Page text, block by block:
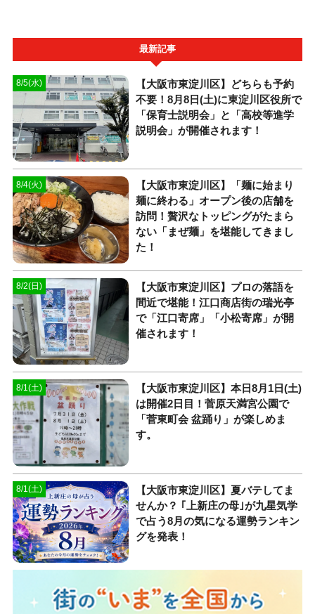
最新記事
8/5(水)
【大阪市東淀川区】どちらも予約
不要！8月8日(土)に東淀川区役所で
「保育士説明会」と「高校等進学
説明会」が開催されます！
8/4(火)
【大阪市東淀川区】「麺に始まり
麺に終わる」オープン後の店舗を
訪問！贅沢なトッピングがたまら
ない「まぜ麺」を堪能してきまし
た！
8/2(日)
【大阪市東淀川区】プロの落語を
間近で堪能！江口商店街の瑞光亭
で「江口寄席」「小松寄席」が開
催されます！
8/1(土)
【大阪市東淀川区】本日8月1日(土)
は開催2日目！菅原天満宮公園で
「菅東町会 盆踊り」が楽しめま
す。
8/1(土)
【大阪市東淀川区】夏バテしてま
せんか？ ｢上新庄の母｣が九星気学
で占う8月の気になる運勢ランキン
グを発表！